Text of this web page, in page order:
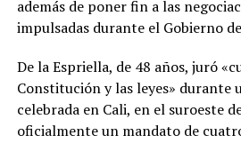
además de poner fin a las
impulsadas durante el Gobierno
De la Espriella, de 48 años, juró
Constitución y las leyes» durante
celebrada en Cali, en el suroeste
oficialmente un mandato de